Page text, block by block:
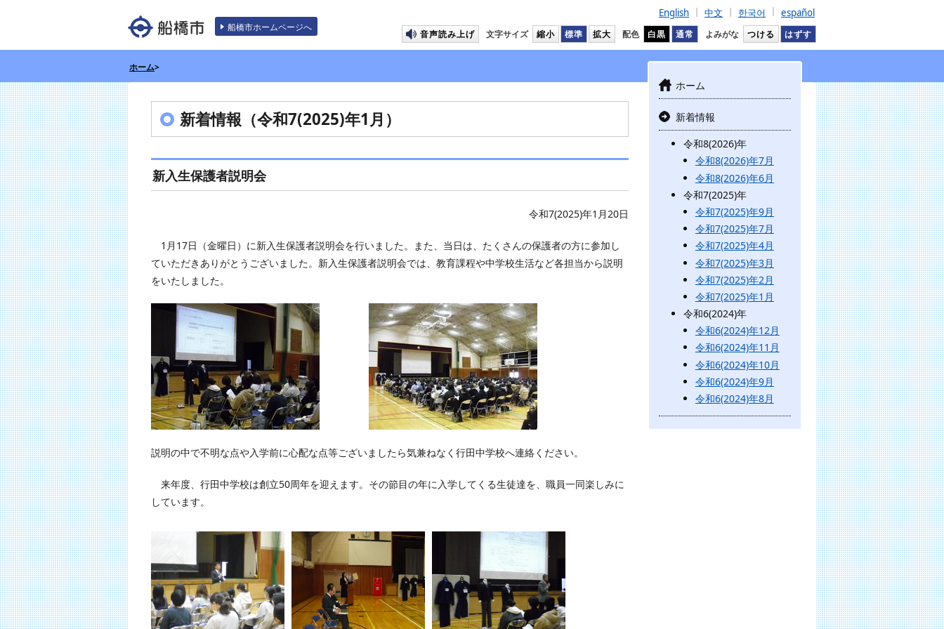
船橋市ホームページへ
English 中文 한국어 español
音声読み上げ 文字サイズ 縮小 標準 拡大 配色 白黒 通常 よみがな つける はずす
ホーム>
ホーム
新着情報
令和8(2026)年
令和8(2026)年7月
令和8(2026)年6月
令和7(2025)年
令和7(2025)年9月
令和7(2025)年7月
令和7(2025)年4月
令和7(2025)年3月
令和7(2025)年2月
令和7(2025)年1月
令和6(2024)年
令和6(2024)年12月
令和6(2024)年11月
令和6(2024)年10月
令和6(2024)年9月
令和6(2024)年8月
新着情報（令和7(2025)年1月）
新入生保護者説明会
令和7(2025)年1月20日
1月17日（金曜日）に新入生保護者説明会を行いました。また、当日は、たくさんの保護者の方に参加し
ていただきありがとうございました。新入生保護者説明会では、教育課程や中学校生活など各担当から説明
をいたしました。
説明の中で不明な点や入学前に心配な点等ございましたら気兼ねなく行田中学校へ連絡ください。
来年度、行田中学校は創立50周年を迎えます。その節目の年に入学してくる生徒達を、職員一同楽しみに
しています。